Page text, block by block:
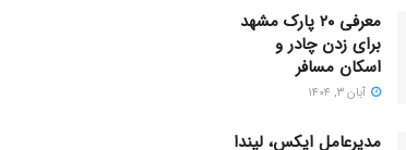
معرفی ۲۰ پارک مشهد
برای زدن چادر و
اسکان مسافر
آبان ۳, ۱۴۰۴
مدیرعامل ایکس، لیندا